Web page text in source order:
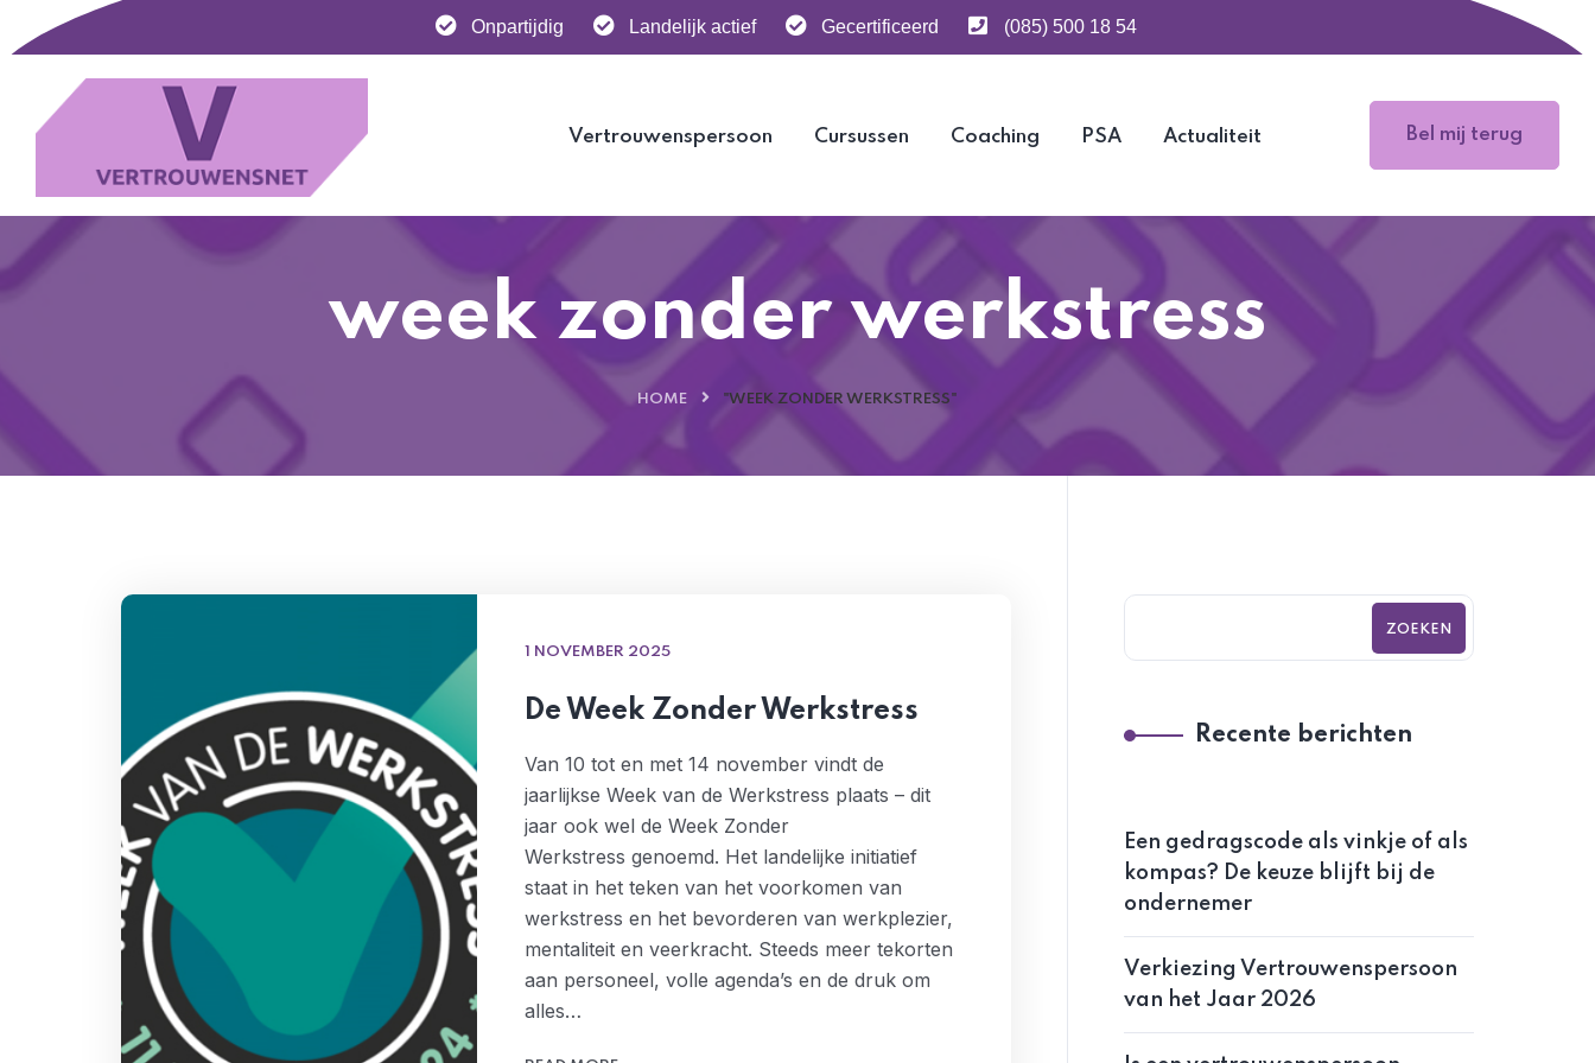
Onpartijdig Landelijk actief Gecertificeerd (085) 500 18 54
Vertrouwenspersoon Cursussen Coaching PSA Actualiteit Bel mij terug
week zonder werkstress
HOME "WEEK ZONDER WERKSTRESS"
1 NOVEMBER 2025
De Week Zonder Werkstress
Van 10 tot en met 14 november vindt de
jaarlijkse Week van de Werkstress plaats – dit
jaar ook wel de Week Zonder
Werkstress genoemd. Het landelijke initiatief
staat in het teken van het voorkomen van
werkstress en het bevorderen van werkplezier,
mentaliteit en veerkracht. Steeds meer tekorten
aan personeel, volle agenda’s en de druk om
alles…
ZOEKEN
Recente berichten
Een gedragscode als vinkje of als
kompas? De keuze blijft bij de
ondernemer
Verkiezing Vertrouwenspersoon
van het Jaar 2026